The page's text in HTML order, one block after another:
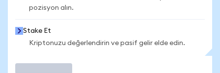
pozisyon alın.
Stake Et
Kriptonuzu değerlendirin ve pasif gelir elde edin.